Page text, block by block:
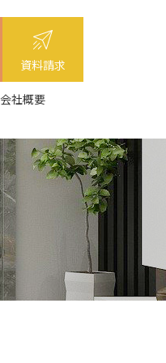
資料請求
会社概要